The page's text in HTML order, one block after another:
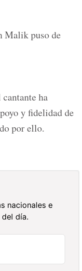
Malik puso de
cantante ha
y fidelidad de
por ello.
nacionales e
día.